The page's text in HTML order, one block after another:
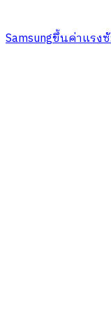
Samsungขึ้นค่าแรง